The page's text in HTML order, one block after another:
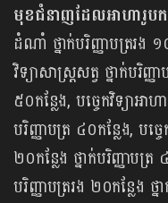
មុខ​ជំនាញ​ដែលអាហារូប
ដំណាំ ថ្នាក់បរិញ្ញាបត្ររង ១
វិទ្យាសាស្រ្តសត្វ ថ្នាក់បរិញ្ញ
៥០កន្លែង, បច្ចេកវិទ្យាអាហ
បរិញ្ញាបត្រ ៤០កន្លែង, បច្ចេ
២០កន្លែង ថ្នាក់បរិញ្ញាបត្រ
បរិញ្ញាបត្ររង ២០កន្លែង ថ្